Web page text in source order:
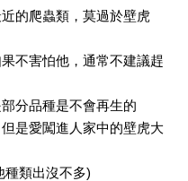
的爬蟲類，莫過於壁虎
不害怕他，通常不建議趕
分品種是不會再生的
是愛闖進人家中的壁虎大
種類出沒不多)